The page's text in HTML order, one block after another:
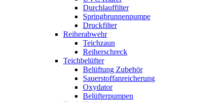
Durchlauffilter
Springbrunnenpumpe
Druckfilter
Reiherabwehr
Teichzaun
Reiherschreck
Teichbelüfter
Belüftung Zubehör
Sauerstoffanreicherung
Oxydator
Belüfterpumpen